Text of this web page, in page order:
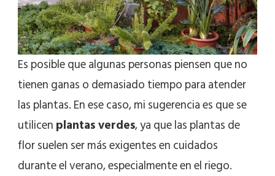
Es posible que algunas personas piensen que no
tienen ganas o demasiado tiempo para atender
las plantas. En ese caso, mi sugerencia es que se
utilicenplantas verdes, ya que las plantas de
flor suelen ser más exigentes en cuidados
durante el verano, especialmente en el riego.